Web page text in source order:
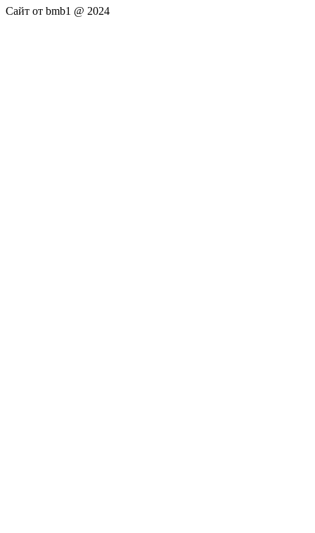
Сайт от bmb1 @ 2024